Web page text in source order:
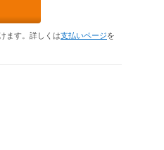
ます。詳しくは支払いページを